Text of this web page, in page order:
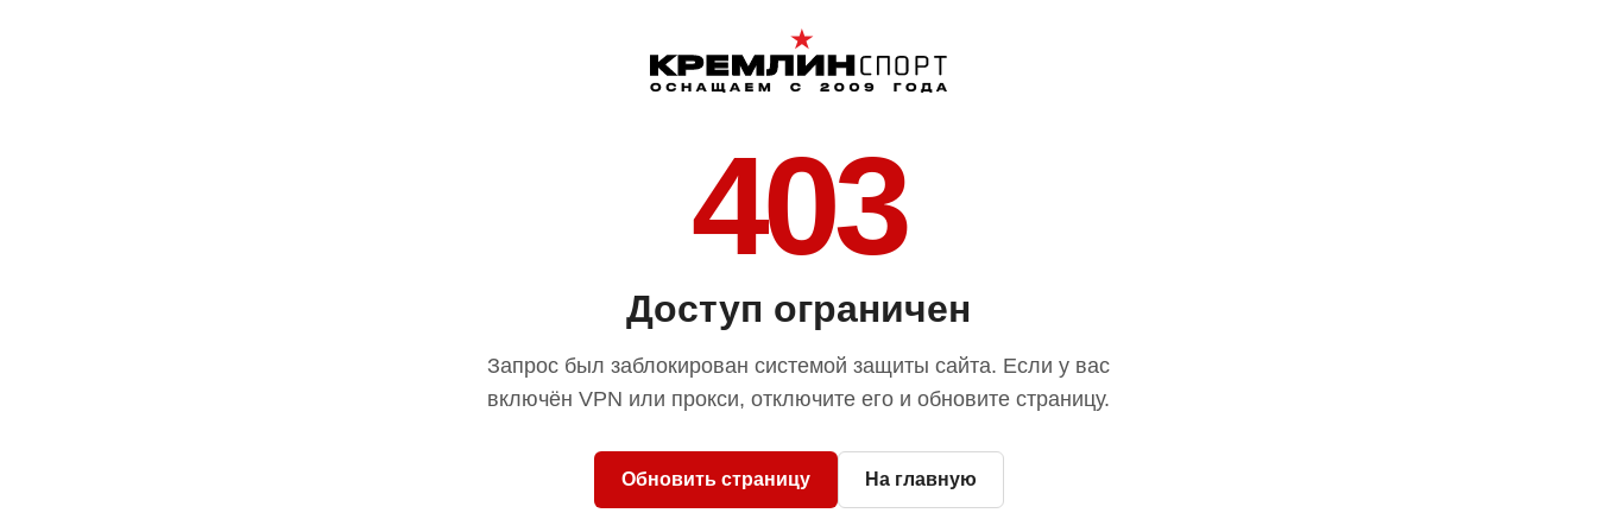
403
Доступ ограничен
Запрос был заблокирован системой защиты сайта. Если у вас
включён VPN или прокси, отключите его и обновите страницу.
Обновить страницу На главную